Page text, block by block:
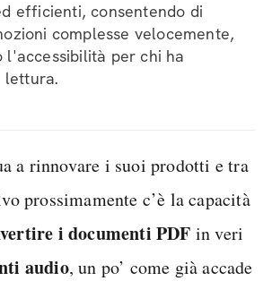
efficienti, consentendo di
complesse velocemente,
l'accessibilità per chi ha
a rinnovare i suoi prodotti e tra
prossimamente c’è la capacità
i documenti PDF in veri
audio, un po’ come già accade